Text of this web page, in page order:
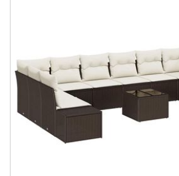
#sharemevidaxl